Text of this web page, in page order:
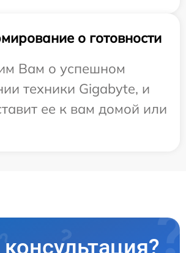
о готовности
Вам о успешном
техники Gigabyte, и
ее к вам домой или